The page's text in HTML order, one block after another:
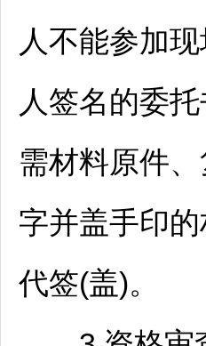
人不能参加
人签名的委
需材料原件
字并盖手印
代签(盖)。